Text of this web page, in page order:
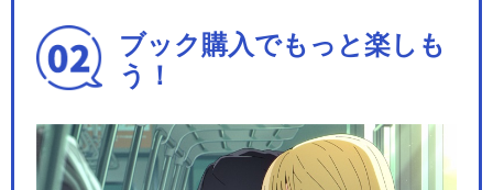
ブック購入でもっと楽しも
う！